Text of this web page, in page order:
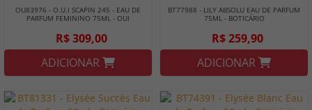
OU83976 - O.U.I SCAPIN 245 - EAU DE
PARFUM FEMININO 75ML - OUI
R$ 309,00
ADICIONAR
BT77988 - LILY ABSOLU EAU DE PARFUM
75ML - BOTICÁRIO
R$ 259,90
ADICIONAR